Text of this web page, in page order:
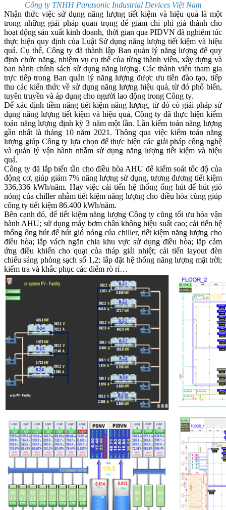
Công ty TNHH Panasonic Industrial Devices Việt Nam
Nhận thức việc sử dụng năng lượng tiết kiệm và hiệu quả là một
trong những giải pháp quan trọng để giảm chi phí giá thành cho
hoạt động sản xuất kinh doanh, thời gian qua PIDVN đã nghiêm túc
thực hiện quy định của Luật Sử dụng năng lượng tiết kiệm và hiệu
quả. Cụ thể, Công ty đã thành lập Ban quản lý năng lượng để quy
định chức năng, nhiệm vụ cụ thể của từng thành viên, xây dựng và
ban hành chính sách sử dụng năng lượng. Các thành viên tham gia
trực tiếp trong Ban quản lý năng lượng được ưu tiên đào tạo, tiếp
thu các kiến thức về sử dụng năng lượng hiệu quả, từ đó phổ biến,
tuyên truyền và áp dụng cho người lao động trong Công ty.
Để xác định tiềm năng tiết kiệm năng lượng, từ đó có giải pháp sử
dụng năng lượng tiết kiệm và hiệu quả, Công ty đã thực hiện kiểm
toán năng lượng định kỳ 3 năm một lần. Lần kiểm toán năng lượng
gần nhất là tháng 10 năm 2021. Thông qua việc kiểm toán năng
lượng giúp Công ty lựa chọn để thực hiện các giải pháp công nghệ
và quản lý vận hành nhằm sử dụng năng lượng tiết kiệm và hiệu
quả.
Công ty đã lắp biến tần cho điều hòa AHU để kiểm soát tốc độ của
động cơ, giúp giảm 7% năng lượng sử dụng, tương đương tiết kiệm
336,336 kWh/năm. Hay việc cải tiến hệ thống ống hút để hút gió
nóng của chiller nhằm tiết kiệm năng lượng cho điều hòa cũng giúp
công ty tiết kiệm 86.400 kWh/năm.
Bên cạnh đó, để tiết kiệm năng lượng Công ty cũng tối ưu hóa vận
hành AHU; sử dụng máy bơm chân không hiệu suất cao; cải tiến hệ
thống ống hút để hút gió nóng của chiller, tiết kiệm năng lượng cho
điều hòa; lắp vách ngăn chia khu vực sử dụng điều hòa; lắp cảm
ứng điều khiển cho quạt của tháp giải nhiệt; cải tiến layout đèn
chiếu sáng phòng sạch số 1,2; lắp đặt hệ thống năng lượng mặt trời;
kiểm tra và khắc phục các điểm rò rỉ…